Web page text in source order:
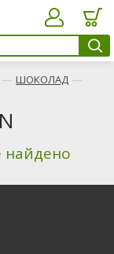
— ШОКОЛАД —
найдено